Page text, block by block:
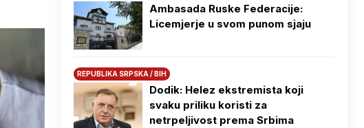
Ambasada Ruske Federacije:
Licemjerje u svom punom sjaju
REPUBLIKA SRPSKA / BIH
Dodik: Helez ekstremista koji
svaku priliku koristi za
netrpeljivost prema Srbima